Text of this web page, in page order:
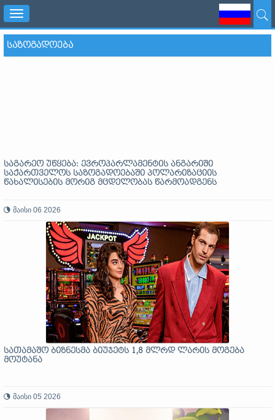
Toggle
navigation
ᲡᲐᲖᲝᲒᲐᲓᲝᲔᲑᲐ
საგარეო უწყება: ევროპარლამენტის ანგარიში
საქართველოს საზოგადოებაში პოლარიზაციის
წახალისების მორიგ მცდელობას წარმოადგენს
მაისი 06 2026
სათამაშო ბიზნესმა ბიუჯეტს 1,8 მლრდ ლარის მოგება
მოუტანა
მაისი 05 2026